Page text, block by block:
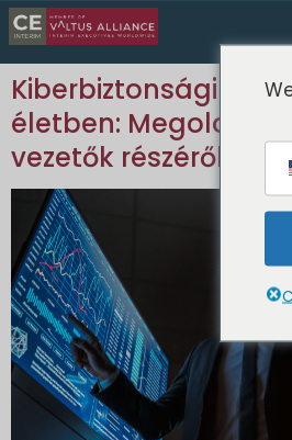
Kiberbiztonsági
életben: Megoldások
vezetők részéről